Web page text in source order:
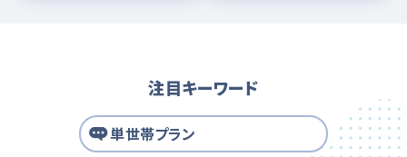
注目キーワード
単世帯プラン